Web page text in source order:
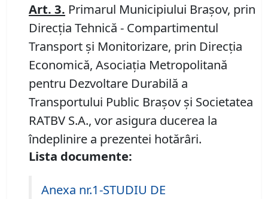
Art. 3. Primarul Municipiului Braşov, prin
Direcţia Tehnică - Compartimentul
Transport şi Monitorizare, prin Direcţia
Economică, Asociaţia Metropolitană
pentru Dezvoltare Durabilă a
Transportului Public Braşov şi Societatea
RATBV S.A., vor asigura ducerea la
îndeplinire a prezentei hotărâri.
Lista documente:
Anexa nr.1-STUDIU DE